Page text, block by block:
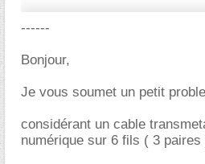
------
Bonjour,
Je vous soumet un petit
considérant un cable
numérique sur 6 fils ( 3 paires